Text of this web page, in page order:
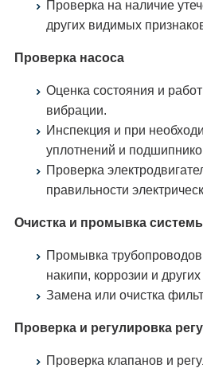
Проверка на наличие
других видимых
Проверка насоса
Оценка состояния и
вибрации.
Инспекция и при
уплотнений и
Проверка
правильности
Очистка и промывка
Промывка
накипи, коррозии и
Замена или очистка
Проверка и регулировка
Проверка клапанов и